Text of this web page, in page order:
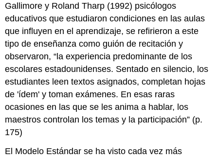
Gallimore y Roland Tharp (1992) psicólogos
educativos que estudiaron condiciones en las aulas
que influyen en el aprendizaje, se refirieron a este
tipo de enseñanza como guión de recitación y
observaron, “la experiencia predominante de los
escolares estadounidenses. Sentado en silencio, los
estudiantes leen textos asignados, completan hojas
de 'ídem' y toman exámenes. En esas raras
ocasiones en las que se les anima a hablar, los
maestros controlan los temas y la participación” (p.
175)
El Modelo Estándar se ha visto cada vez más